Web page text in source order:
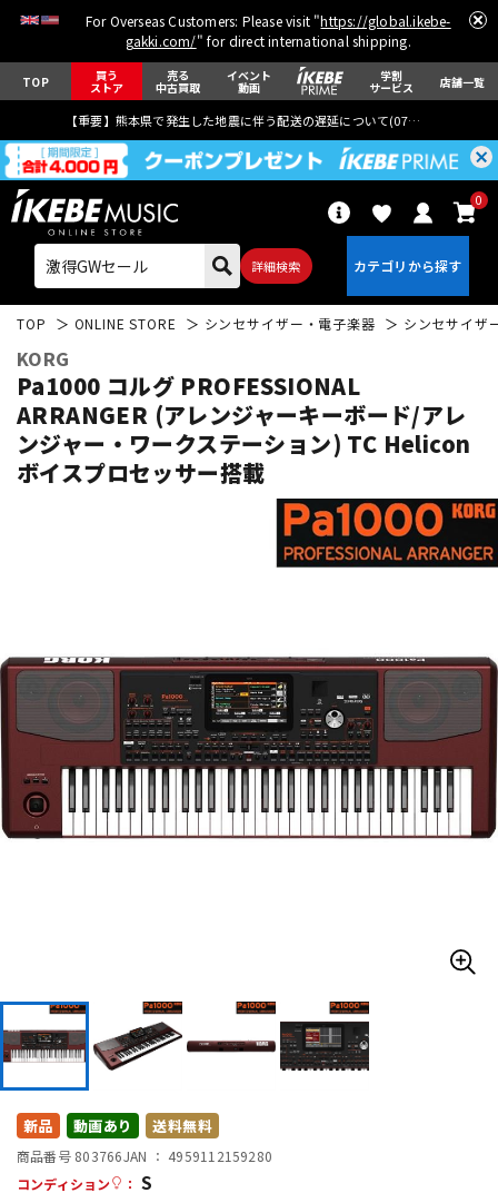
For Overseas Customers: Please visit "https://global.ikebe-
gakki.com/" for direct international shipping.
TOP 買う
ストア
売る
中古買取
イベント
動画
学割
サービス 店舗一覧
【重要】熊本県で発生した地震に伴う配送の遅延について(07月29日
詳細検索
0
エレキギター アコギ/エレアコ
ウクレレ
キーボード 電子ピアノ
管楽器 その他楽器
DTM オンライン納品 レコーディング機器
中古
TOP ONLINE STORE シンセサイザー・電子楽器 シンセサイザ
KORG
Pa1000 コルグ PROFESSIONAL
ARRANGER (アレンジャーキーボード/アレ
ンジャー・ワークステーション) TC Helicon
ボイスプロセッサー搭載
新品 動画あり 送料無料
商品番号 803766JAN ： 4959112159280
コンディション
： S